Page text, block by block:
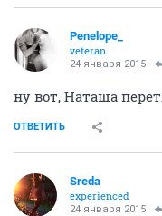
Penelope_
veteran
24 января 2015
ну вот, Наташа
ОТВЕТИТЬ
Sreda
experienced
24 января 2015